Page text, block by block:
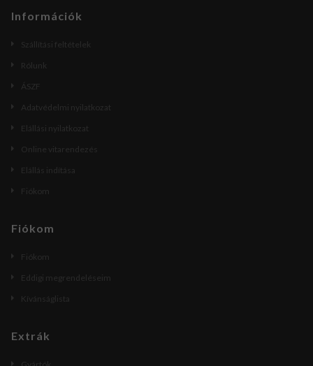
Információk
Szállítási feltételek
Rólunk
ÁSZF
Adatvédelmi nyilatkozat
Elállási nyilatkozat
Online vitarendezés
Elállás indítása
Fiókom
Fiókom
Fiókom
Eddigi megrendeléseim
Kívánságlista
Extrák